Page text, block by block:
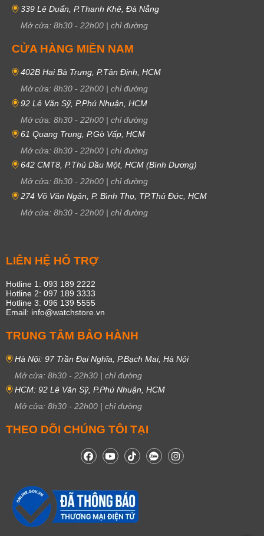
339 Lê Duẩn, P.Thanh Khê, Đà Nẵng
Mở cửa: 8h30 - 22h00 | chỉ đường
CỬA HÀNG MIỀN NAM
402B Hai Bà Trưng, P.Tân Định, HCM
Mở cửa: 8h30 - 22h00 | chỉ đường
92 Lê Văn Sỹ, P.Phú Nhuận, HCM
Mở cửa: 8h30 - 22h00 | chỉ đường
61 Quang Trung, P.Gò Vấp, HCM
Mở cửa: 8h30 - 22h00 | chỉ đường
642 CMT8, P.Thủ Dầu Một, HCM (Bình Dương)
Mở cửa: 8h30 - 22h00 | chỉ đường
274 Võ Văn Ngân, P. Bình Thọ, TP.Thủ Đức, HCM
Mở cửa: 8h30 - 22h00 | chỉ đường
LIÊN HỆ HỖ TRỢ
Hotline 1: 093 189 2222
Hotline 2: 097 189 3333
Hotline 3: 096 139 5555
Email: info@watchstore.vn
TRUNG TÂM BẢO HÀNH
Hà Nội: 97 Trần Đại Nghĩa, P.Bạch Mai, Hà Nội
Mở cửa: 8h30 - 22h30 | chỉ đường
HCM: 92 Lê Văn Sỹ, P.Phú Nhuận, HCM
Mở cửa: 8h30 - 22h00 | chỉ đường
THEO DÕI CHÚNG TÔI TẠI